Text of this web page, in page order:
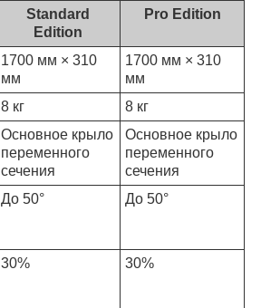
Standard
Edition
Pro Edition
1700 мм × 310
мм
1700 мм × 310
мм
8 кг
8 кг
Основное крыло
переменного
сечения
Основное крыло
переменного
сечения
До 50° До 50°
30% 30%